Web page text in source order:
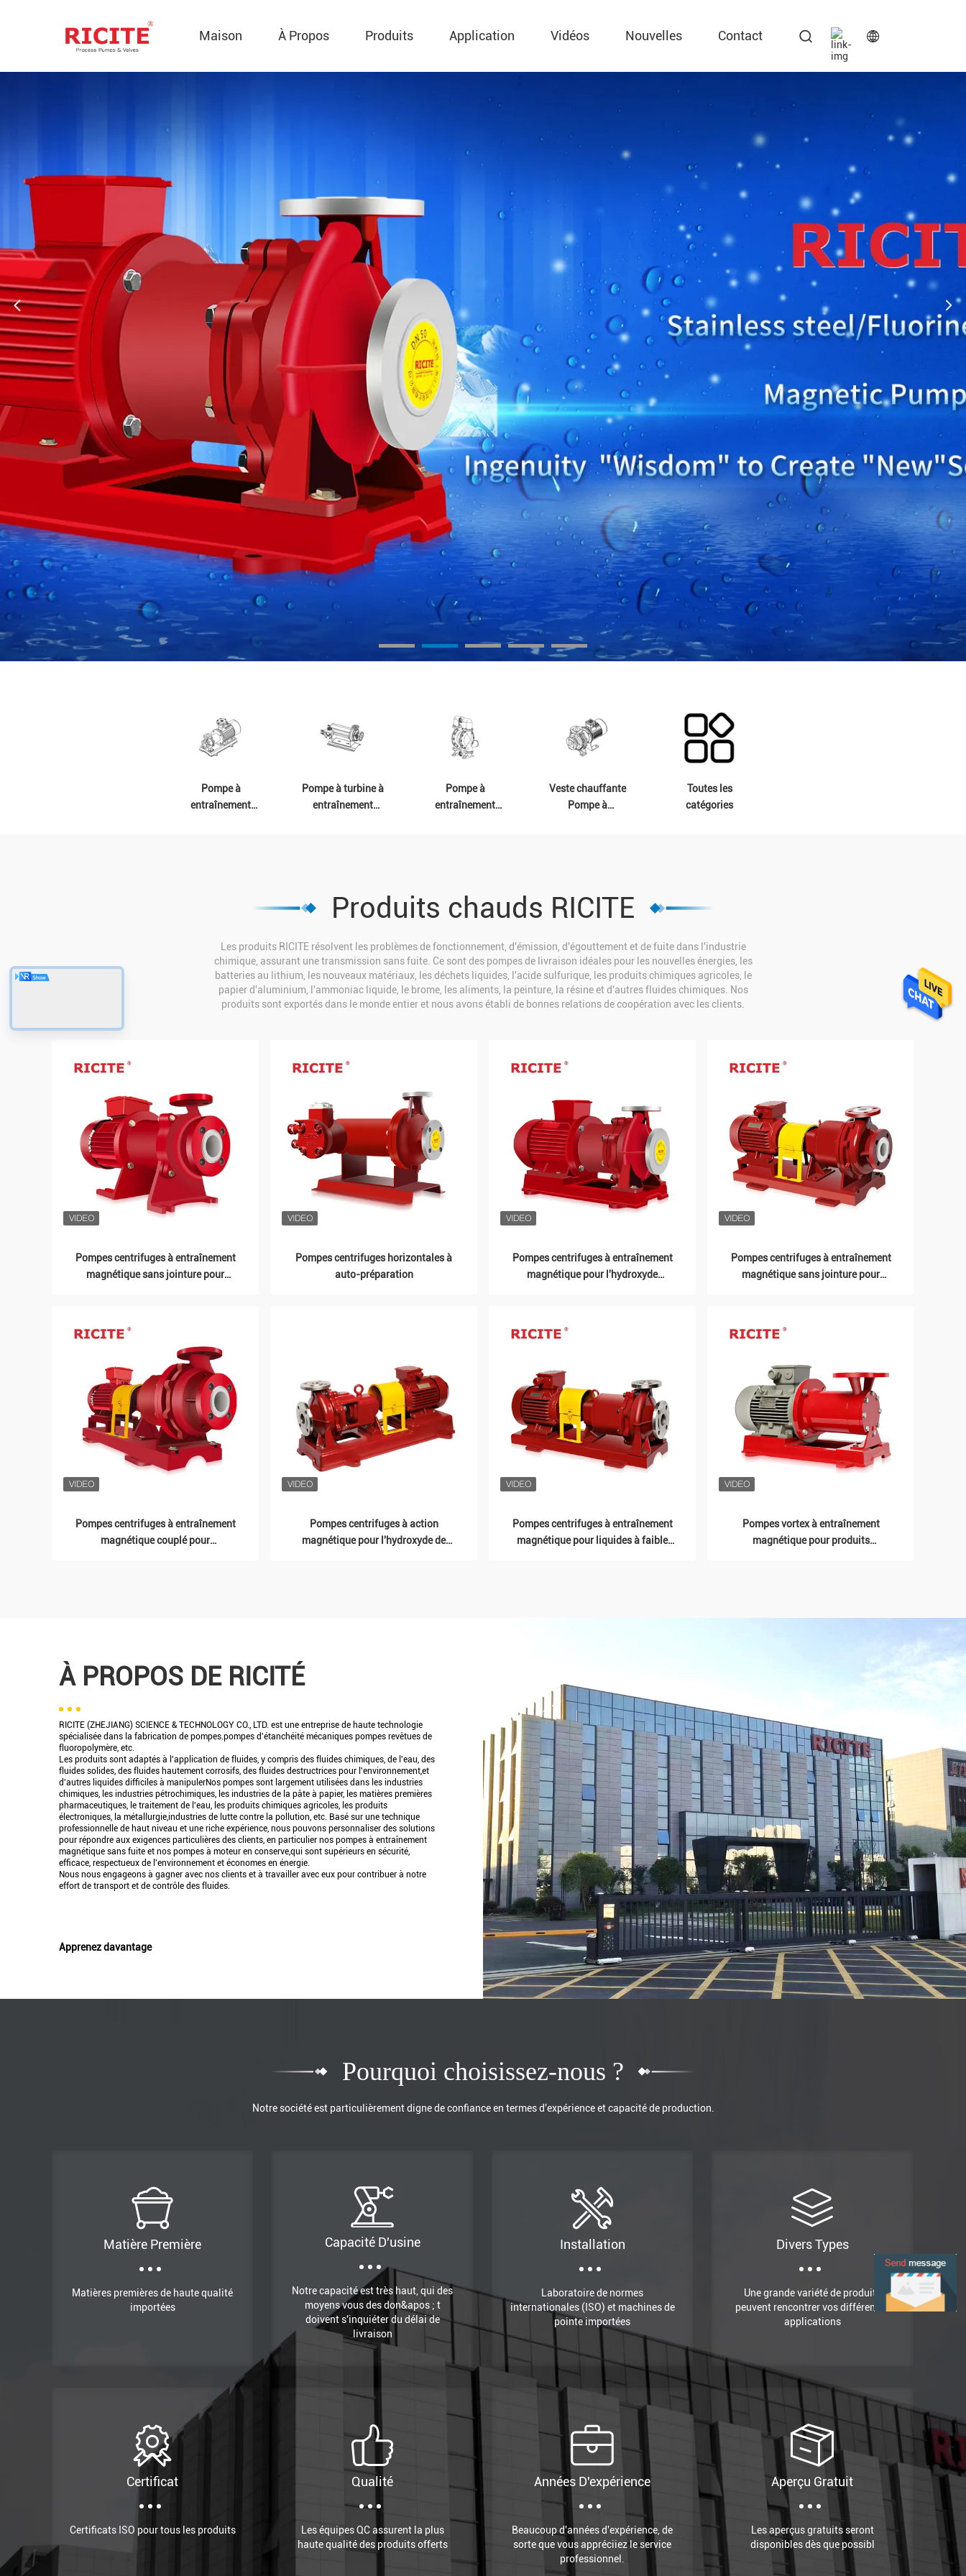
Maison À Propos Produits Application Vidéos Nouvelles Contact
Pompe à
entraînement
Pompe à turbine à
entraînement
Pompe à
entraînement
Veste chauffante
Pompe à
Toutes les
catégories
Produits chauds RICITE
Les produits RICITE résolvent les problèmes de fonctionnement, d'émission, d'égouttement et de fuite dans l'industrie
chimique, assurant une transmission sans fuite. Ce sont des pompes de livraison idéales pour les nouvelles énergies, les
batteries au lithium, les nouveaux matériaux, les déchets liquides, l'acide sulfurique, les produits chimiques agricoles, le
papier d'aluminium, l'ammoniac liquide, le brome, les aliments, la peinture, la résine et d'autres fluides chimiques. Nos
produits sont exportés dans le monde entier et nous avons établi de bonnes relations de coopération avec les clients.
Pompes centrifuges à entraînement
magnétique sans jointure pour
Pompes centrifuges horizontales à
auto-préparation
Pompes centrifuges à entraînement
magnétique pour l'hydroxyde
Pompes centrifuges à entraînement
magnétique sans jointure pour
Pompes centrifuges à entraînement
magnétique couplé pour
Pompes centrifuges à action
magnétique pour l'hydroxyde de
Pompes centrifuges à entraînement
magnétique pour liquides à faible
Pompes vortex à entraînement
magnétique pour produits
À PROPOS DE RICITÉ
RICITE (ZHEJIANG) SCIENCE & TECHNOLOGY CO., LTD. est une entreprise de haute technologie
spécialisée dans la fabrication de pompes.pompes d'étanchéité mécaniques pompes revêtues de
fluoropolymère, etc.
Les produits sont adaptés à l'application de fluides, y compris des fluides chimiques, de l'eau, des
fluides solides, des fluides hautement corrosifs, des fluides destructrices pour l'environnement,et
d'autres liquides difficiles à manipulerNos pompes sont largement utilisées dans les industries
chimiques, les industries pétrochimiques, les industries de la pâte à papier, les matières premières
pharmaceutiques, le traitement de l'eau, les produits chimiques agricoles, les produits
électroniques, la métallurgie,industries de lutte contre la pollution, etc. Basé sur une technique
professionnelle de haut niveau et une riche expérience, nous pouvons personnaliser des solutions
pour répondre aux exigences particulières des clients, en particulier nos pompes à entraînement
magnétique sans fuite et nos pompes à moteur en conserve,qui sont supérieurs en sécurité,
efficace, respectueux de l'environnement et économes en énergie.
Nous nous engageons à gagner avec nos clients et à travailler avec eux pour contribuer à notre
effort de transport et de contrôle des fluides.
Apprenez davantage
Pourquoi choisissez-nous ?
Notre société est particulièrement digne de confiance en termes d'expérience et capacité de production.
Matière Première
Matières premières de haute qualité
importées
Capacité D'usine
Notre capacité est très haut, qui des
moyens vous des don&apos ; t
doivent s'inquiéter du délai de
livraison
Installation
Laboratoire de normes
internationales (ISO) et machines de
pointe importées
Divers Types
Une grande variété de produits
peuvent rencontrer vos différentes
applications
Certificat
Certificats ISO pour tous les produits
Qualité
Les équipes QC assurent la plus
haute qualité des produits offerts
Années D'expérience
Beaucoup d'années d'expérience, de
sorte que vous appréciiez le service
professionnel.
Aperçu Gratuit
Les aperçus gratuits seront
disponibles dès que possibl
Laissez un message Nous vous rappellerons
bientôt !